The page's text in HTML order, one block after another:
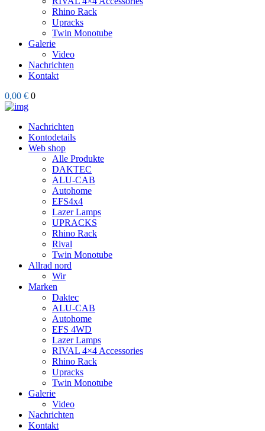
Rhino Rack
Upracks
Twin Monotube
Galerie
Video
Nachrichten
Kontakt
0,00 € 0
Nachrichten
Kontodetails
Web shop
Alle Produkte
DAKTEC
ALU-CAB
Autohome
EFS4x4
Lazer Lamps
UPRACKS
Rhino Rack
Rival
Twin Monotube
Allrad nord
Wir
Marken
Daktec
ALU-CAB
Autohome
EFS 4WD
Lazer Lamps
RIVAL 4×4 Accessories
Rhino Rack
Upracks
Twin Monotube
Galerie
Video
Nachrichten
Kontakt